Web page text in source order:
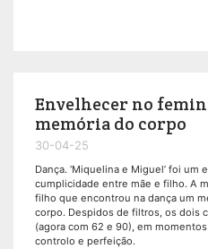
Envelhecer no
memória do corpo
30-04-25
Dança. ‘Miquelina e Miguel’ foi um
cumplicidade entre mãe e filho. A
filho que encontrou na dança um
corpo. Despidos de filtros, os dois
(agora com 62 e 90), em
controlo e perfeição.